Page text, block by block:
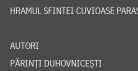
HRAMUL SFINTEI CUVIOASE
AUTORI
PĂRINȚI DUHOVNICEȘTI